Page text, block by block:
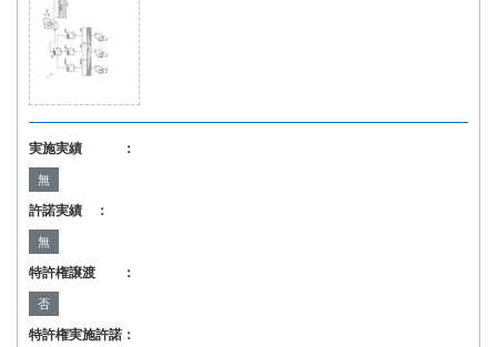
実施実績 ：
無
許諾実績 ：
無
特許権譲渡 ：
否
特許権実施許諾：